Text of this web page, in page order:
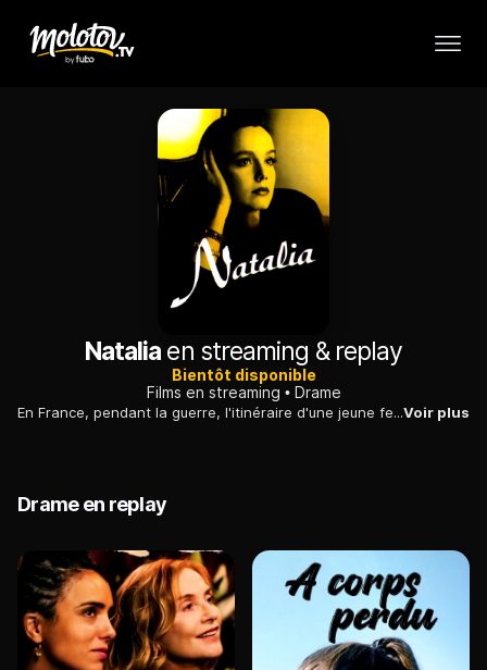
Natalia en streaming & replay
Bientôt disponible
Films en streaming
Drame
En France, pendant la guerre, l'itinéraire d'une jeune femme juive polonaise.Voir plus
Drame en replay